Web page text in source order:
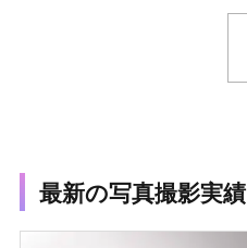
最新の写真撮影実績